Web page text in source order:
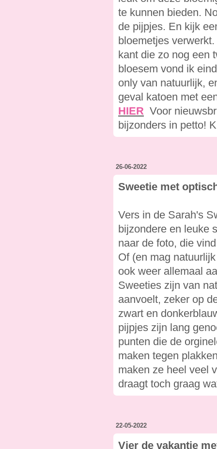
te kunnen bieden.
de pijpjes. En kijk
bloemetjes
kant die zo nog een
bloesem vond ik
only van natuurlijk,
geval katoen met
HIER Voor
bijzonders in petto!
26-06-2022
Sweetie met
Vers in de Sarah's
bijzondere en leuke
naar de foto, die
Of (en mag
ook weer allemaal
Sweeties zijn van
aanvoelt, zeker op
zwart en
pijpjes zijn lang
punten die de
maken tegen
maken ze heel veel
draagt toch graag
22-05-2022
Vier de vakantie